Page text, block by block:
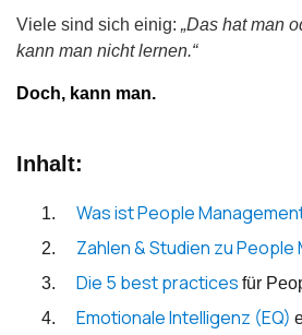
Viele sind sich einig: „Das hat man
kann man nicht lernen.“
Doch, kann man.
Inhalt:
Was ist People
Zahlen & Studien zu
Die 5 best practices für
Emotionale Intelligenz (EQ)